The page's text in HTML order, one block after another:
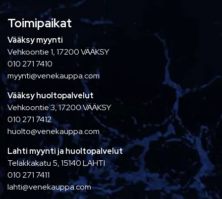
Toimipaikat
Vääksy myynti
Vehkoontie 1, 17200 VÄÄKSY
010 271 7410
myynti@venekauppa.com
Vääksy huoltopalvelut
Vehkoontie 3, 17200 VÄÄKSY
010 271 7412
huolto@venekauppa.com
Lahti myynti ja huoltopalvelut
Telakkakatu 5, 15140 LAHTI
010 271 7411
lahti@venekauppa.com